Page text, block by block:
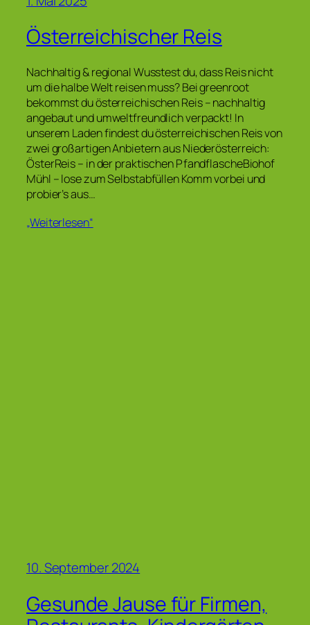
Österreichischer Reis
Nachhaltig & regional Wusstest du, dass Reis nicht
um die halbe Welt reisen muss? Bei greenroot
bekommst du österreichischen Reis – nachhaltig
angebaut und umweltfreundlich verpackt! In
unserem Laden findest du österreichischen Reis von
zwei großartigen Anbietern aus Niederösterreich:
ÖsterReis – in der praktischen PfandflascheBiohof
Mühl – lose zum Selbstabfüllen Komm vorbei und
probier’s aus…
„Weiterlesen“
10. September 2024
Gesunde Jause für Firmen,